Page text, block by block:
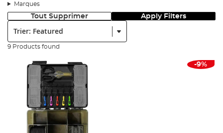
Marques
Tout Supprimer Apply Filters
9 Products found
-9%